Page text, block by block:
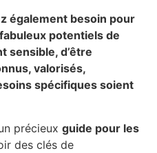
également besoin pour
potentiels de
sensible, d’être
valorisés,
spécifiques soient
précieux guide pour les
des clés de